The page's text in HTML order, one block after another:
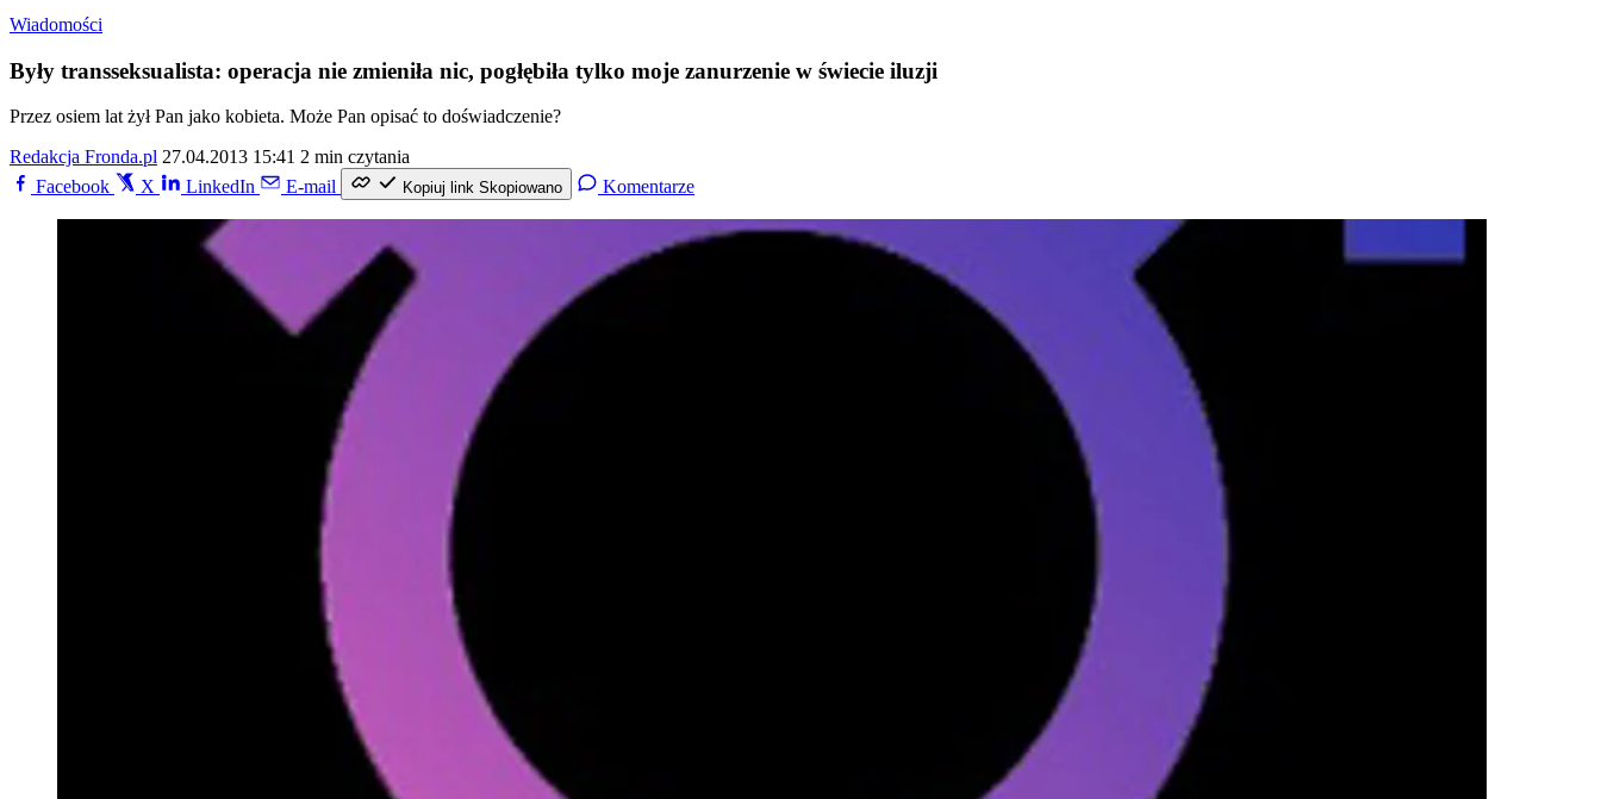
Wiadomości
Były transseksualista: operacja nie zmieniła nic, pogłębiła tylko moje zanurzenie w świecie iluzji
Przez osiem lat żył Pan jako kobieta. Może Pan opisać to doświadczenie?
Redakcja Fronda.pl 27.04.2013 15:41 2 min czytania
Facebook
X LinkedIn E-mail Kopiuj link Skopiowano Komentarze